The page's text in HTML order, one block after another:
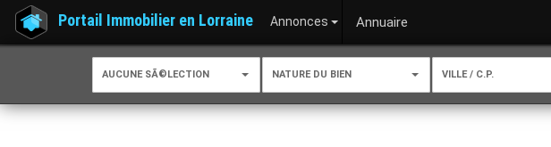
Portail Immobilier en Lorraine Annonces Annuaire
AUCUNE SÃ©LECTION NATURE DU BIEN VILLE / C.P.